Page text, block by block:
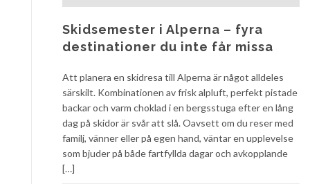
Skidsemester i Alperna – fyra
destinationer du inte får missa
Att planera en skidresa till Alperna är något alldeles
särskilt. Kombinationen av frisk alpluft, perfekt pistade
backar och varm choklad i en bergsstuga efter en lång
dag på skidor är svår att slå. Oavsett om du reser med
familj, vänner eller på egen hand, väntar en upplevelse
som bjuder på både fartfyllda dagar och avkopplande
[…]